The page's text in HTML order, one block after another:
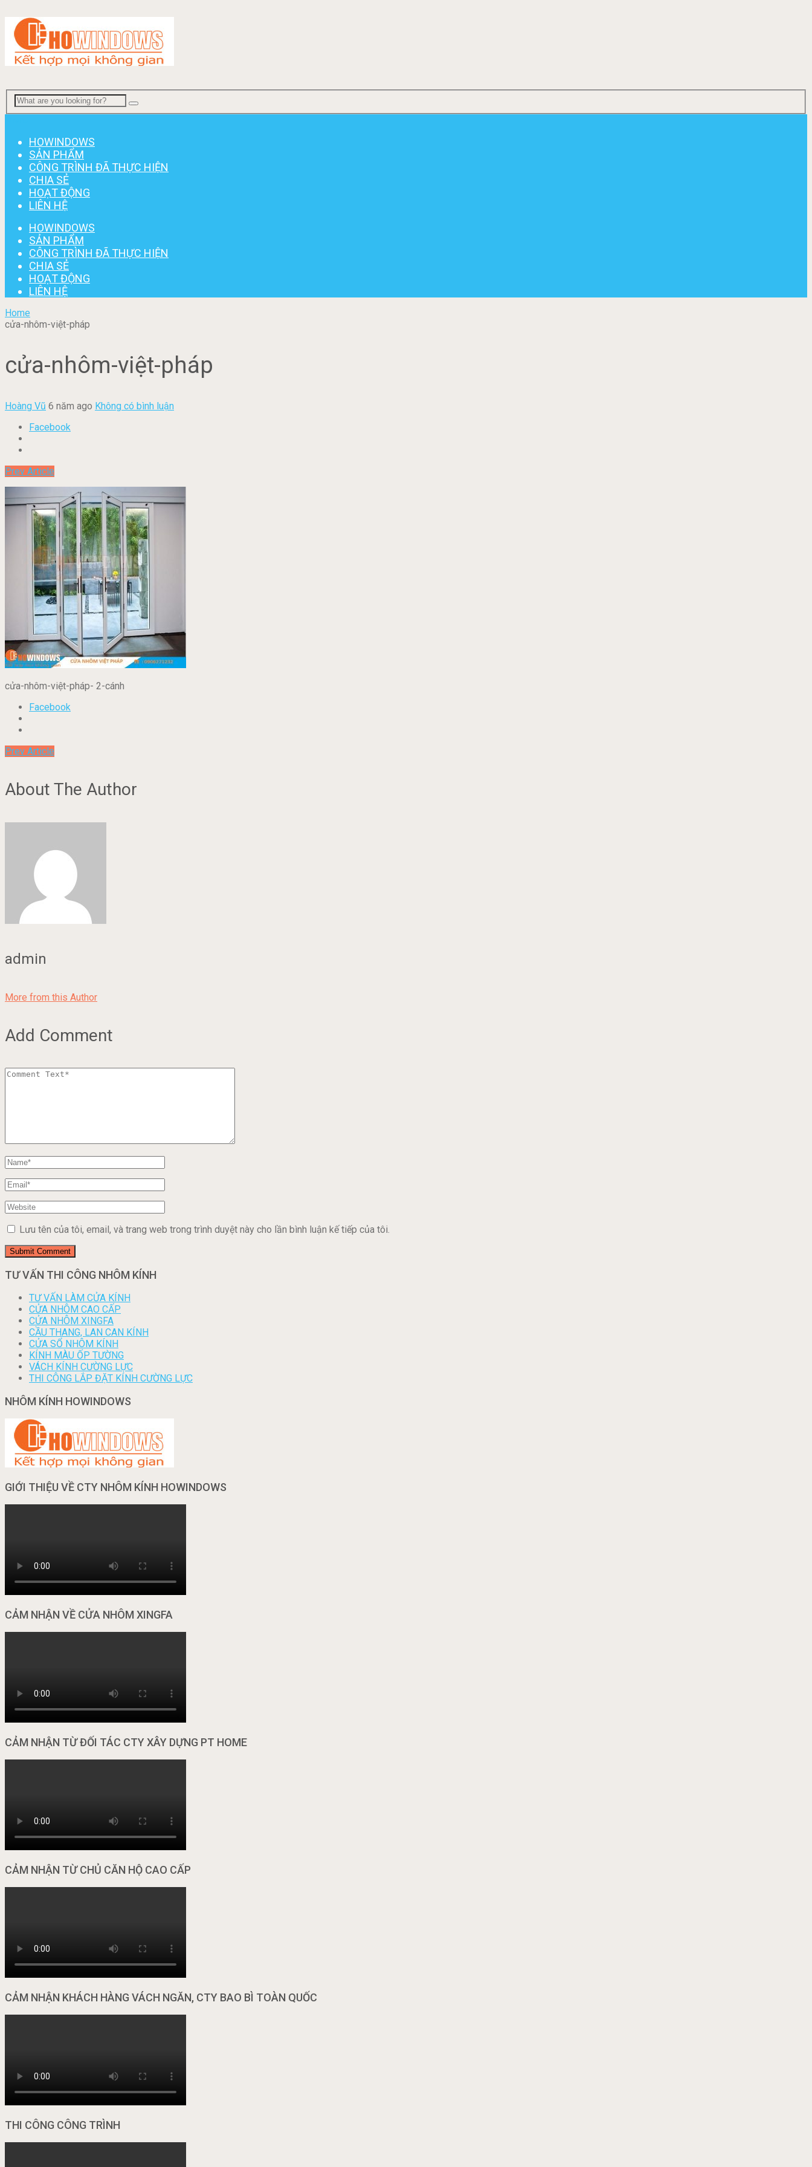
HOWINDOWS
SẢN PHẨM
CÔNG TRÌNH ĐÃ THỰC HIỆN
CHIA SẺ
HOẠT ĐỘNG
LIÊN HỆ
HOWINDOWS
SẢN PHẨM
CÔNG TRÌNH ĐÃ THỰC HIỆN
CHIA SẺ
HOẠT ĐỘNG
LIÊN HỆ
Home
cửa-nhôm-việt-pháp
cửa-nhôm-việt-pháp
Hoàng Vũ 6 năm ago Không có bình luận
Facebook
Prev Article
cửa-nhôm-việt-pháp- 2-cánh
Facebook
Prev Article
About The Author
admin
More from this Author
Add Comment
Lưu tên của tôi, email, và trang web trong trình duyệt này cho lần bình luận kế tiếp của tôi.
TƯ VẤN THI CÔNG NHÔM KÍNH
TƯ VẤN LÀM CỬA KÍNH
CỬA NHÔM CAO CẤP
CỬA NHÔM XINGFA
CẦU THANG, LAN CAN KÍNH
CỬA SỔ NHÔM KÍNH
KÍNH MÀU ỐP TƯỜNG
VÁCH KÍNH CƯỜNG LỰC
THI CÔNG LẮP ĐẶT KÍNH CƯỜNG LỰC
NHÔM KÍNH HOWINDOWS
GIỚI THIỆU VỀ CTY NHÔM KÍNH HOWINDOWS
CẢM NHẬN VỀ CỬA NHÔM XINGFA
CẢM NHẬN TỪ ĐỐI TÁC CTY XÂY DỰNG PT HOME
CẢM NHẬN TỪ CHỦ CĂN HỘ CAO CẤP
CẢM NHẬN KHÁCH HÀNG VÁCH NGĂN, CTY BAO BÌ TOÀN QUỐC
THI CÔNG CÔNG TRÌNH